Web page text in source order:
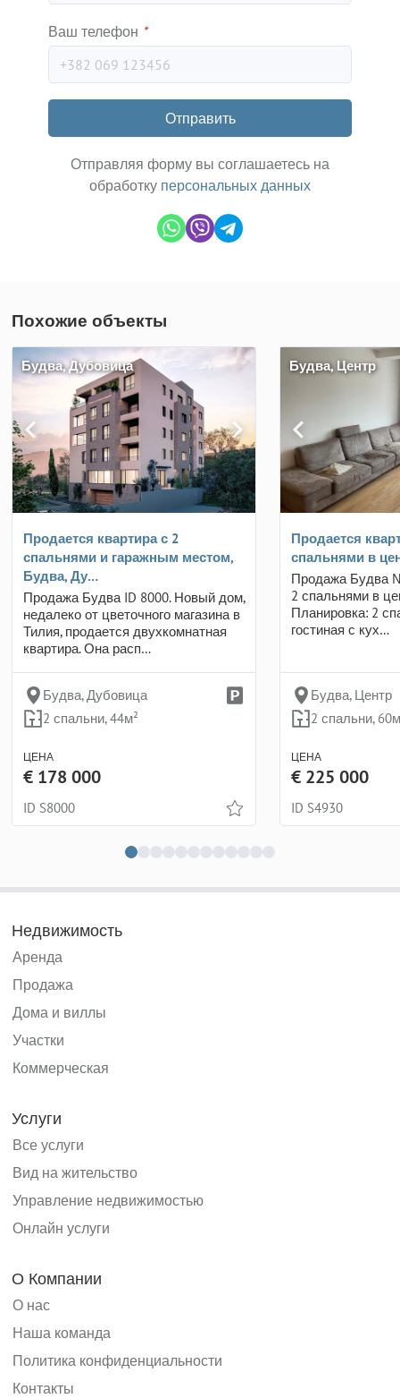
Ваш телефон *
Отправить
Отправляя форму вы соглашаетесь на
обработку персональных данных
Похожие объекты
Будва, Дубовица
Продается квартира с 2
спальнями и гаражным местом,
Будва, Ду…
Продажа Будва ID 8000. Новый дом,
недалеко от цветочного магазина в
Тилия, продается двухкомнатная
квартира. Она расп…
Будва, Дубовица
2 спальни, 44м²
ЦЕНА
€ 178 000
ID S8000
Будва, Центр
Продается
спальнями в
Продажа Будва
2 спальнями в
Планировка: 2
гостиная с кух…
Будва, Центр
2 спальни,
ЦЕНА
€ 225 000
ID S4930
Недвижимость
Аренда
Продажа
Дома и виллы
Участки
Коммерческая
Услуги
Все услуги
Вид на жительство
Управление недвижимостью
Онлайн услуги
О Компании
О нас
Наша команда
Политика конфиденциальности
Контакты